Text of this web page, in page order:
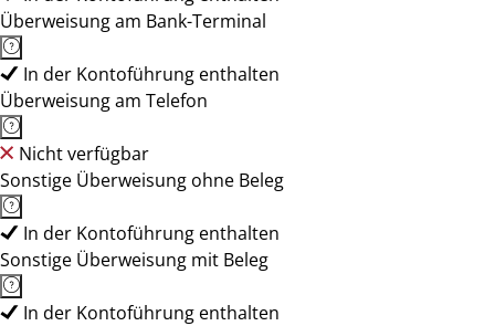
Überweisung am Bank-Terminal
In der Kontoführung enthalten
Überweisung am Telefon
Nicht verfügbar
Sonstige Überweisung ohne Beleg
In der Kontoführung enthalten
Sonstige Überweisung mit Beleg
In der Kontoführung enthalten